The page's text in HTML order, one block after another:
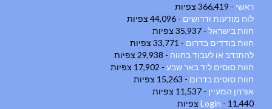
ראשי - 366,419 צפיות
לוח מודעות ודרושים - 44,096 צפיות
חוות בישראל - 35,937 צפיות
חוות בודדים בדרום - 33,771 צפיות
להתנדב או לעבוד בחווה - 29,938 צפיות
חוות סוסים ליד באר שבע - 17,902 צפיות
חוות סוסים בדרום - 15,263 צפיות
אורחן המעיין - 11,537 צפיות
Login - 11,440 צפיות